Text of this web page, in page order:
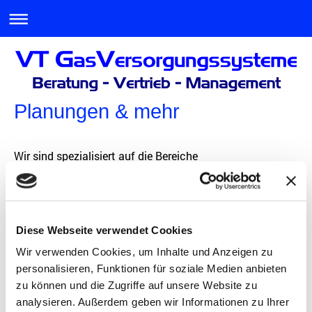
Diese Webseite verwendet Cookies
Wir verwenden Cookies, um Inhalte und Anzeigen zu
personalisieren, Funktionen für soziale Medien anbieten
zu können und die Zugriffe auf unsere Website zu
analysieren. Außerdem geben wir Informationen zu Ihrer
Planungen & mehr
Wir sind spezialisiert auf die Bereiche
Technische GasVersorgungsanlagen
Im einzelnen umfassen unsere Tätigkeiten die
Beratung und Planung von Anlagen
Beratung zur optimalen Gestaltung des Vorhabens